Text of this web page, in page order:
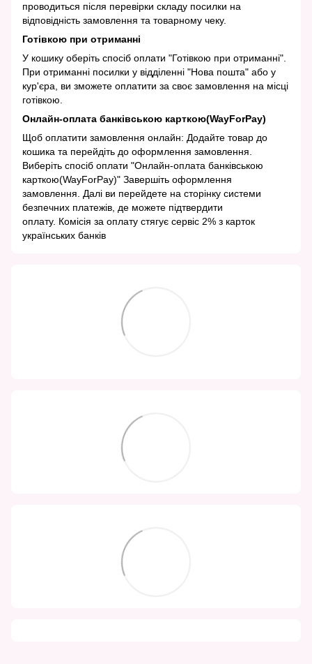
проводиться після перевірки складу посилки на
відповідність замовлення та товарному чеку.
Готівкою при отриманні
У кошику оберіть спосіб оплати "Готівкою при отриманні".
При отриманні посилки у відділенні "Нова пошта" або у
кур'єра, ви зможете оплатити за своє замовлення на місці
готівкою.
Онлайн-оплата банківською карткою(WayForPay)
Щоб оплатити замовлення онлайн: Додайте товар до
кошика та перейдіть до оформлення замовлення.
Виберіть спосіб оплати "Онлайн-оплата банківською
карткою(WayForPay)" Завершіть оформлення
замовлення. Далі ви перейдете на сторінку системи
безпечних платежів, де можете підтвердити
оплату. Комісія за оплату стягує сервіс 2% з карток
українських банків